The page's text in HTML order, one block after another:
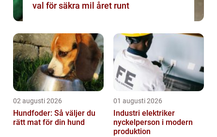
val för säkra mil året runt
02 augusti 2026
Hundfoder: Så väljer du
rätt mat för din hund
01 augusti 2026
Industri elektriker
nyckelperson i modern
produktion